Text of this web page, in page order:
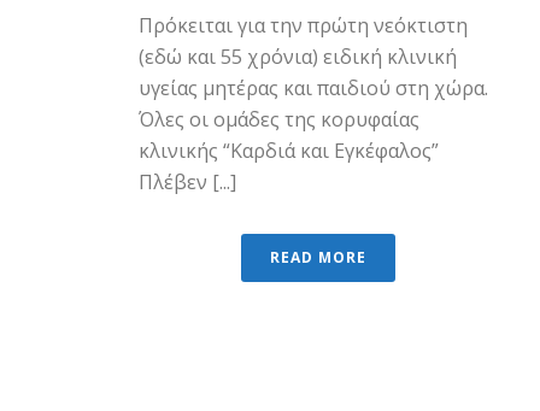
Πρόκειται για την πρώτη νεόκτιστη
(εδώ και 55 χρόνια) ειδική κλινική
υγείας μητέρας και παιδιού στη χώρα.
Όλες οι ομάδες της κορυφαίας
κλινικής “Καρδιά και Eγκέφαλος”
Πλέβεν [...]
READ MORE